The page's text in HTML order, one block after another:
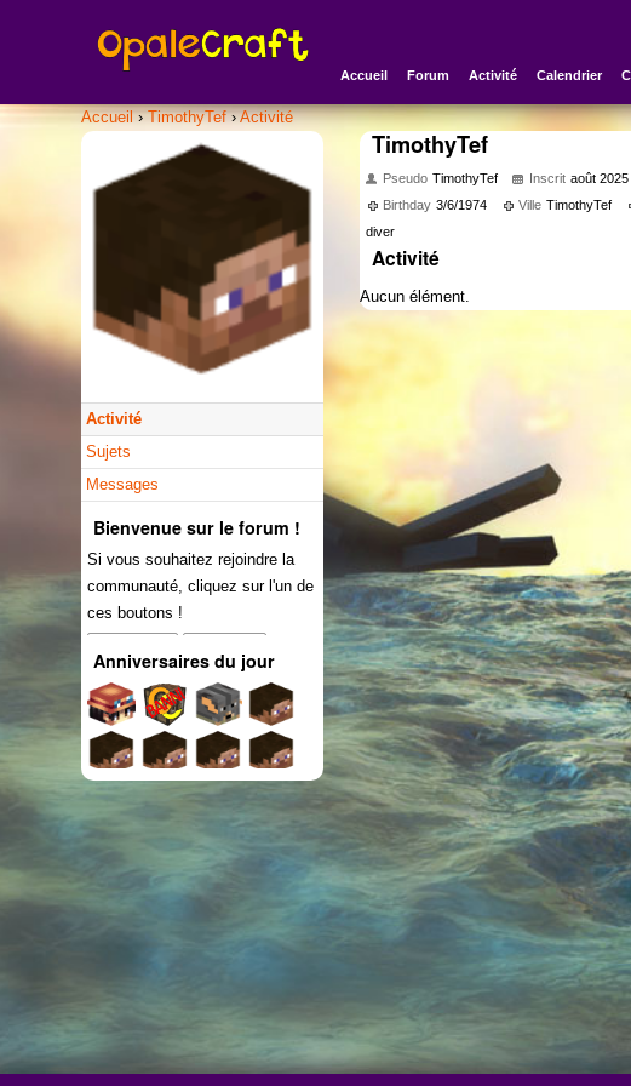
Accueil Forum Activité Calendrier
Accueil › TimothyTef › Activité
Activité
Sujets
Messages
Bienvenue sur le forum !
Si vous souhaitez rejoindre la
communauté, cliquez sur l'un de
ces boutons !
Anniversaires du jour
TimothyTef
Pseudo TimothyTef Inscrit août 2025
Birthday 3/6/1974 Ville TimothyTef
diver
Activité
Aucun élément.